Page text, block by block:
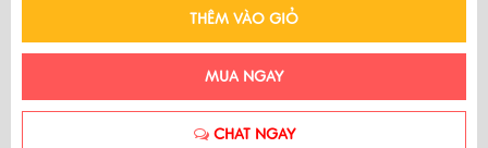
THÊM VÀO GIỎ
MUA NGAY
CHAT NGAY